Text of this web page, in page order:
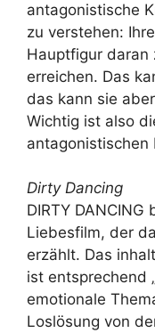
antagonistische
zu verstehen:
Hauptfigur daran
erreichen. Das
das kann sie
Wichtig ist also
antagonistischen
Dirty Dancing
DIRTY
Liebesfilm, der
erzählt. Das
ist entsprechend
emotionale
Loslösung von